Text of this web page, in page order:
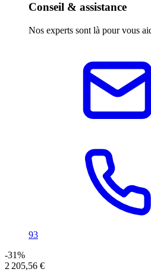
Conseil & assistance
Nos experts sont là pour vous
93
-31%
2 205,56 €